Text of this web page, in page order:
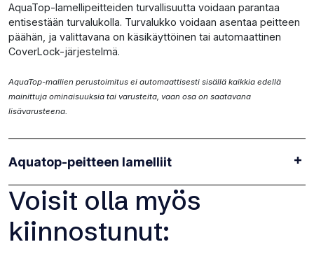
AquaTop-lamellipeitteiden turvallisuutta voidaan parantaa
entisestään turvalukolla. Turvalukko voidaan asentaa peitteen
päähän, ja valittavana on käsikäyttöinen tai automaattinen
CoverLock-järjestelmä.
AquaTop-mallien perustoimitus ei automaattisesti sisällä kaikkia edellä
mainittuja ominaisuuksia tai varusteita, vaan osa on saatavana
lisävarusteena.
Aquatop-peitteen lamelliit
Voisit olla myös
kiinnostunut